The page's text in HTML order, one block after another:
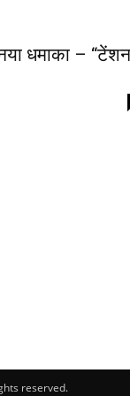
धमाका –
reserved.